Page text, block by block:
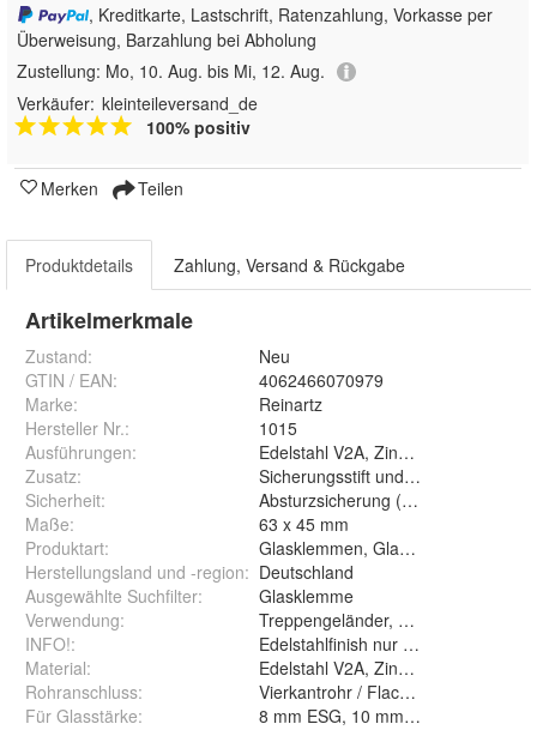
, Kreditkarte, Lastschrift, Ratenzahlung, Vorkasse per
Überweisung, Barzahlung bei Abholung
Zustellung: Mo, 10. Aug. bis Mi, 12. Aug.
Verkäufer: kleinteileversand_de
100% positiv
Merken Teilen
Produktdetails Zahlung, Versand & Rückgabe
Artikelmerkmale
Zustand:
Neu
GTIN / EAN:
4062466070979
Marke:
Reinartz
Hersteller Nr.:
1015
Ausführungen:
Edelstahl V2A, Zinkdruckguss,
Zusatz:
Sicherungsstift und Sicherungsplatte
Sicherheit:
Absturzsicherung (Platte)
Maße:
63 x 45 mm
Produktart:
Glasklemmen, Glashalter,
Herstellungsland und -region: Deutschland
Ausgewählte Suchfilter:
Glasklemme
Verwendung:
Treppengeländer, Balkongeländer,
INFO!:
Edelstahlfinish nur für den
Material:
Rohranschluss:
Für Glasstärke: